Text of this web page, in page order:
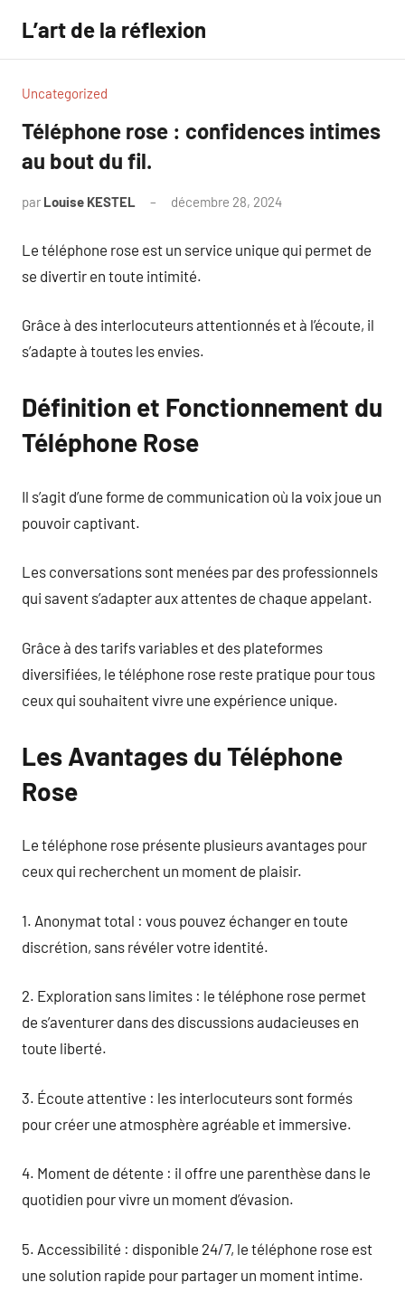
contenu
L’art de la réflexion
Uncategorized
Téléphone rose : confidences intimes
au bout du fil.
par Louise KESTEL décembre 28, 2024
Le téléphone rose est un service unique qui permet de
se divertir en toute intimité.
Grâce à des interlocuteurs attentionnés et à l’écoute, il
s’adapte à toutes les envies.
Définition et Fonctionnement du
Téléphone Rose
Il s’agit d’une forme de communication où la voix joue un
pouvoir captivant.
Les conversations sont menées par des professionnels
qui savent s’adapter aux attentes de chaque appelant.
Grâce à des tarifs variables et des plateformes
diversifiées, le téléphone rose reste pratique pour tous
ceux qui souhaitent vivre une expérience unique.
Les Avantages du Téléphone
Rose
Le téléphone rose présente plusieurs avantages pour
ceux qui recherchent un moment de plaisir.
1. Anonymat total : vous pouvez échanger en toute
discrétion, sans révéler votre identité.
2. Exploration sans limites : le téléphone rose permet
de s’aventurer dans des discussions audacieuses en
toute liberté.
3. Écoute attentive : les interlocuteurs sont formés
pour créer une atmosphère agréable et immersive.
4. Moment de détente : il offre une parenthèse dans le
quotidien pour vivre un moment d’évasion.
5. Accessibilité : disponible 24/7, le téléphone rose est
une solution rapide pour partager un moment intime.